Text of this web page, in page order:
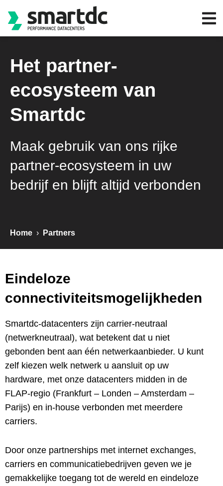
Het partner-
ecosysteem van
Smartdc​
Maak gebruik van ons rijke
partner-ecosysteem in uw
bedrijf en blijft altijd verbonden
Home › Partners
Eindeloze
connectiviteitsmogelijkheden
Smartdc-datacenters zijn carrier-neutraal
(netwerkneutraal), wat betekent dat u niet
gebonden bent aan één netwerkaanbieder. U kunt
zelf kiezen welk netwerk u aansluit op uw
hardware, met onze datacenters midden in de
FLAP-regio (Frankfurt – Londen – Amsterdam –
Parijs) en in-house verbonden met meerdere
carriers.
Door onze partnerships met internet exchanges,
carriers en communicatiebedrijven geven we je
gemakkelijke toegang tot de wereld en eindeloze